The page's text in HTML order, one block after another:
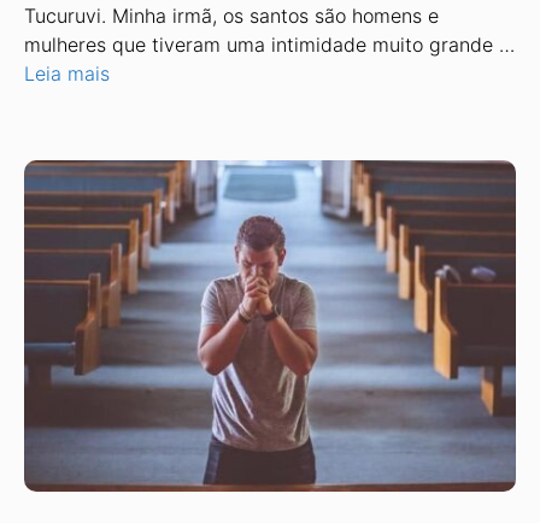
Tucuruvi. Minha irmã, os santos são homens e
mulheres que tiveram uma intimidade muito grande …
Leia mais